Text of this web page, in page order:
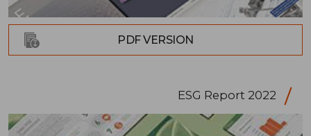
PDF VERSION
ESG Report 2022